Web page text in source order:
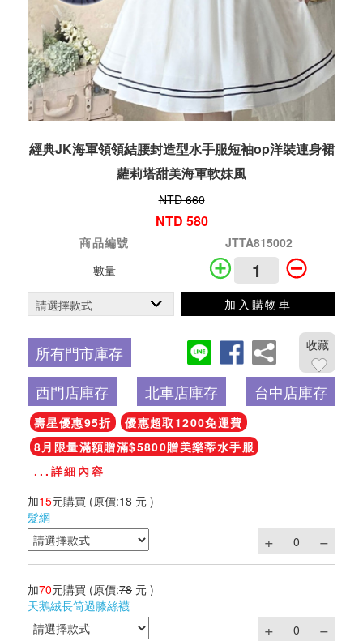
經典JK海軍領領結腰封造型水手服短袖op洋裝連身裙
蘿莉塔甜美海軍軟妹風
NTD 660
NTD 580
商品編號
JTTA815002
數量
加入購物車
所有門市庫存 收藏
西門店庫存 北車店庫存 台中店庫存
壽星優惠95折
優惠超取1200免運費
8月限量滿額贈滿$5800贈美樂蒂水手服
...詳細內容
加15元購買 (原價:18 元 )
髮網
加70元購買 (原價:78 元 )
天鵝絨長筒過膝絲襪